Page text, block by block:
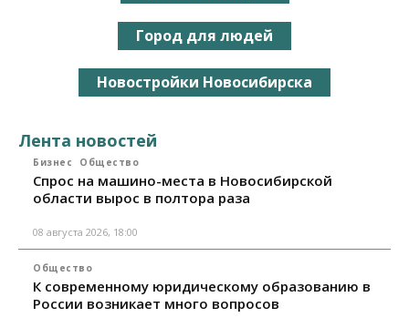
Город для людей
Новостройки Новосибирска
Лента новостей
Бизнес Общество
Спрос на машино-места в Новосибирской
области вырос в полтора раза
08 августа 2026, 18:00
Общество
К современному юридическому образованию в
России возникает много вопросов